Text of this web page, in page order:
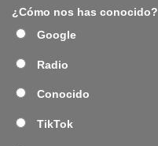
¿Cómo nos has conocido?
Google
Radio
Conocido
TikTok